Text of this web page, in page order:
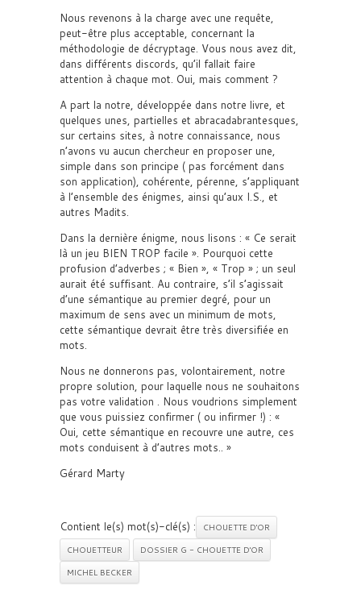
Nous revenons à la charge avec une requête,
peut-être plus acceptable, concernant la
méthodologie de décryptage. Vous nous avez dit,
dans différents discords, qu’il fallait faire
attention à chaque mot. Oui, mais comment ?
A part la notre, développée dans notre livre, et
quelques unes, partielles et abracadabrantesques,
sur certains sites, à notre connaissance, nous
n’avons vu aucun chercheur en proposer une,
simple dans son principe ( pas forcément dans
son application), cohérente, pérenne, s’appliquant
à l’ensemble des énigmes, ainsi qu’aux I.S., et
autres Madits.
Dans la dernière énigme, nous lisons : « Ce serait
là un jeu BIEN TROP facile ». Pourquoi cette
profusion d’adverbes ; « Bien », « Trop » ; un seul
aurait été suffisant. Au contraire, s’il s’agissait
d’une sémantique au premier degré, pour un
maximum de sens avec un minimum de mots,
cette sémantique devrait être très diversifiée en
mots.
Nous ne donnerons pas, volontairement, notre
propre solution, pour laquelle nous ne souhaitons
pas votre validation . Nous voudrions simplement
que vous puissiez confirmer ( ou infirmer !) : «
Oui, cette sémantique en recouvre une autre, ces
mots conduisent à d’autres mots.. »
Gérard Marty
Contient le(s) mot(s)-clé(s) :
CHOUETTE D'OR
CHOUETTEUR
DOSSIER G - CHOUETTE D'OR
MICHEL BECKER